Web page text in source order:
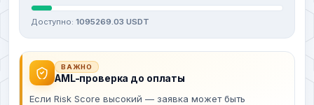
Доступно: 1095269.03 USDT
ВАЖНО
AML-проверка до оплаты
Если Risk Score высокий — заявка может быть